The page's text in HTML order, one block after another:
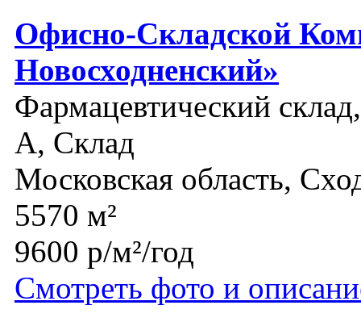
Офисно-Складской
Новосходненский»
Фармацевтический
A, Склад
Московская область,
5570 м²
9600 р/м²/год
Смотреть фото и